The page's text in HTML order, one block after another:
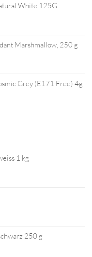
White 125G
Marshmallow, 250 g
Grey (E171 Free) 4g
1 kg
250 g